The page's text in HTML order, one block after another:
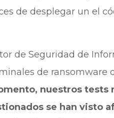
de desplegar un el
de Seguridad de
de ransomware
nuestros tests
se han visto